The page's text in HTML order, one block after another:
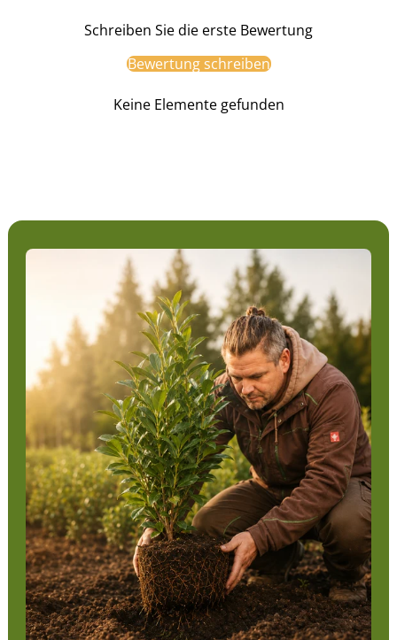
Schreiben Sie die erste Bewertung
Bewertung schreiben
Keine Elemente gefunden